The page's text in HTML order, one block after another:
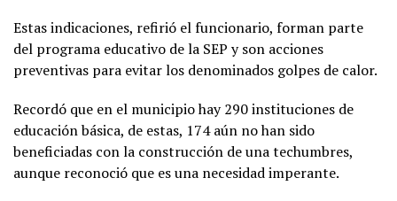
Estas indicaciones, refirió el funcionario, forman parte
del programa educativo de la SEP y son acciones
preventivas para evitar los denominados golpes de calor.
Recordó que en el municipio hay 290 instituciones de
educación básica, de estas, 174 aún no han sido
beneficiadas con la construcción de una techumbres,
aunque reconoció que es una necesidad imperante.